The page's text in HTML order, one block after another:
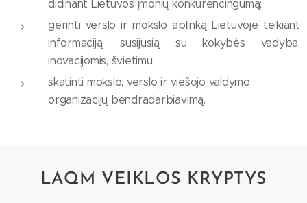
didinant Lietuvos įmonių konkurencingumą;
gerinti verslo ir mokslo aplinką Lietuvoje teikiant
informaciją, susijusią su kokybės vadyba,
inovacijomis, švietimu;
skatinti mokslo, verslo ir viešojo valdymo
organizacijų bendradarbiavimą.
LAQM VEIKLOS KRYPTYS